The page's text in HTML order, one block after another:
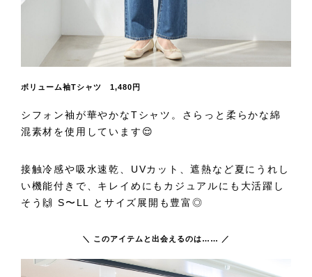
ボリューム袖Tシャツ 1,480円
シフォン袖が華やかなTシャツ。さらっと柔らかな綿
混素材を使用しています😌
接触冷感や吸水速乾、UVカット、遮熱など夏にうれし
い機能付きで、キレイめにもカジュアルにも大活躍し
そう🙌 S〜LL とサイズ展開も豊富◎
＼ このアイテムと出会えるのは…… ／